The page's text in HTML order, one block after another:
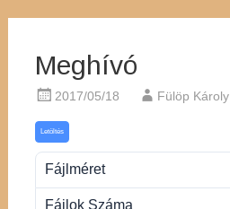
Meghívó
2017/05/18 Fülöp Károly
Letöltés
Fájlméret
Fájlok Száma